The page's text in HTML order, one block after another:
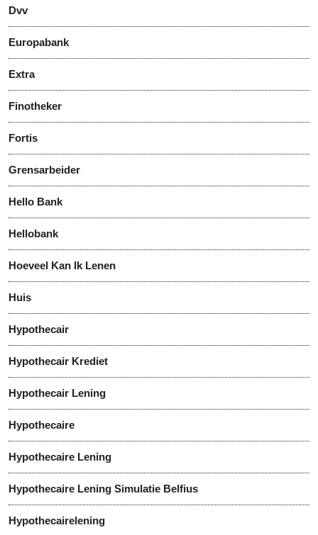
Dvv
Europabank
Extra
Finotheker
Fortis
Grensarbeider
Hello Bank
Hellobank
Hoeveel Kan Ik Lenen
Huis
Hypothecair
Hypothecair Krediet
Hypothecair Lening
Hypothecaire
Hypothecaire Lening
Hypothecaire Lening Simulatie Belfius
Hypothecairelening